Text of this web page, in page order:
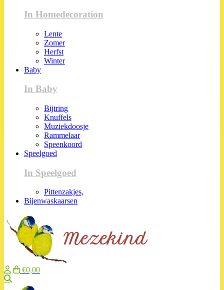
In Homedecoration
Lente
Zomer
Herfst
Winter
Baby
In Baby
Bijtring
Knuffels
Muziekdoosje
Rammelaar
Speenkoord
Speelgoed
In Speelgoed
Pittenzakjes,
Bijenwaskaarsen
€0,00